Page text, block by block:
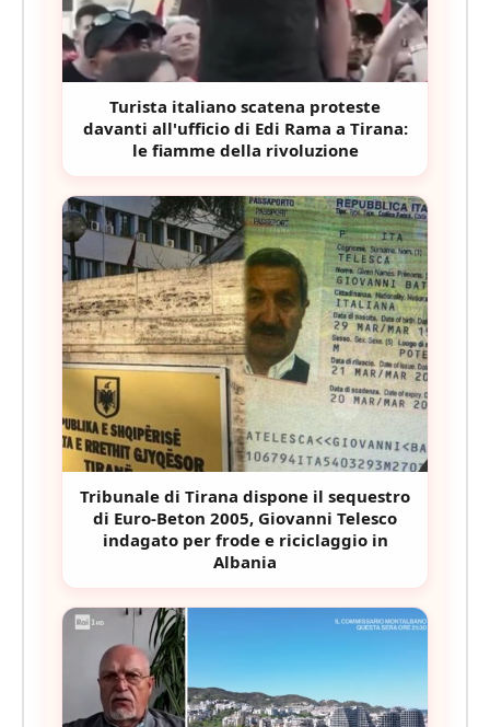
Turista italiano scatena proteste
davanti all'ufficio di Edi Rama a Tirana:
le fiamme della rivoluzione
Tribunale di Tirana dispone il sequestro
di Euro-Beton 2005, Giovanni Telesco
indagato per frode e riciclaggio in
Albania